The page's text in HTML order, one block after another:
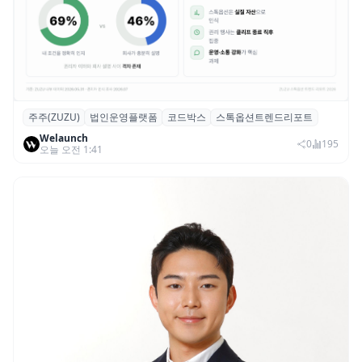
스톡옵션 취소율 2년 만에 18.2%→31.3%…
권리 발생 즉시 행사 비중도 급증
주주(ZUZU) 법인운영플랫폼 코드박스
스톡옵션트렌드리포트
Welaunch
오늘 오전 1:41
0 195